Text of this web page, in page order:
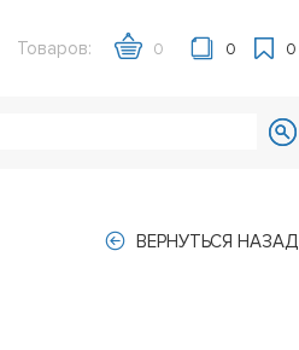
Товаров: 0 0 0
ВЕРНУТЬСЯ НАЗАД